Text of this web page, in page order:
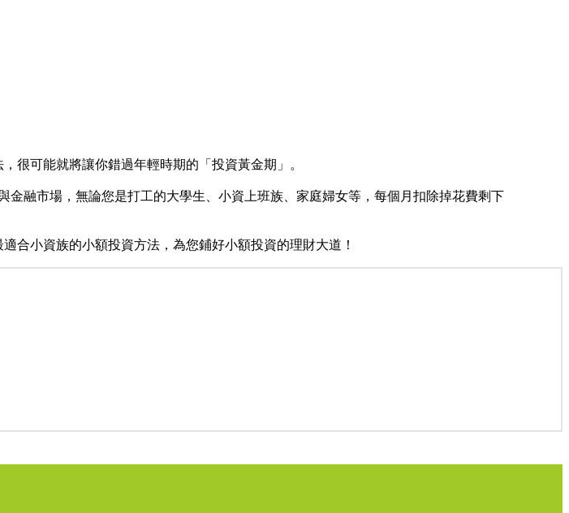
很可能就將讓你錯過年輕時期的「投資黃金期」。
融市場，無論您是打工的大學生、小資上班族、家庭婦女等，每個月扣除掉花費剩下
合小資族的小額投資方法，為您鋪好小額投資的理財大道！